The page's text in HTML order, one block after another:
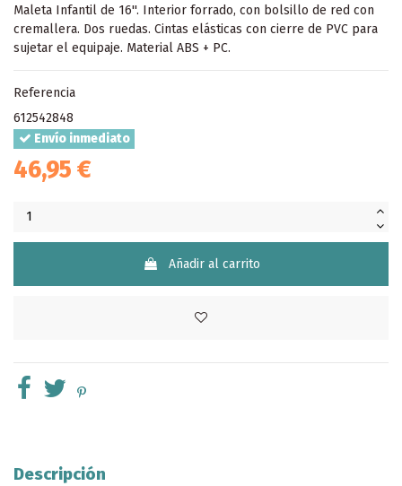
Maleta Infantil de 16''. Interior forrado, con bolsillo de red con
cremallera. Dos ruedas. Cintas elásticas con cierre de PVC para
sujetar el equipaje. Material ABS + PC.
Referencia
612542848
Envío inmediato
46,95 €
Añadir al carrito
Descripción